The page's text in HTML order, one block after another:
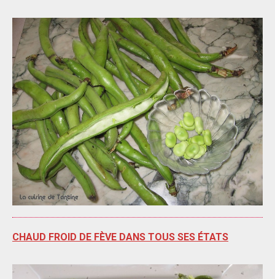
CHAUD FROID DE FÈVE DANS TOUS SES ÉTATS